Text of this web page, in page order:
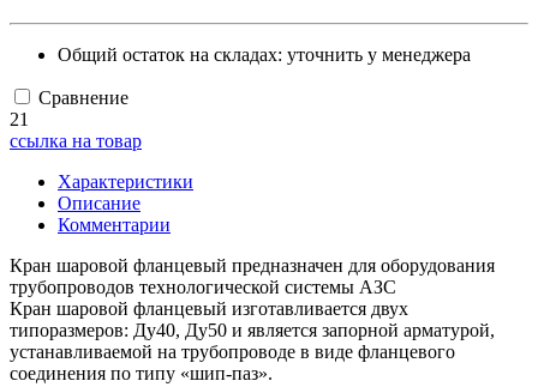
Общий остаток на складах: уточнить у менеджера
Сравнение
21
ссылка на товар
Характеристики
Описание
Комментарии
Кран шаровой фланцевый предназначен для оборудования
трубопроводов технологической системы АЗС
Кран шаровой фланцевый изготавливается двух
типоразмеров: Ду40, Ду50 и является запорной арматурой,
устанавливаемой на трубопроводе в виде фланцевого
соединения по типу «шип-паз».